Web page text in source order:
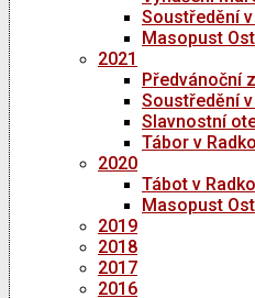
Soustředění
Masopust
2021
Předvánoční
Soustředění
Slavnostní
Tábor v
2020
Tábot v
Masopust
2019
2018
2017
2016